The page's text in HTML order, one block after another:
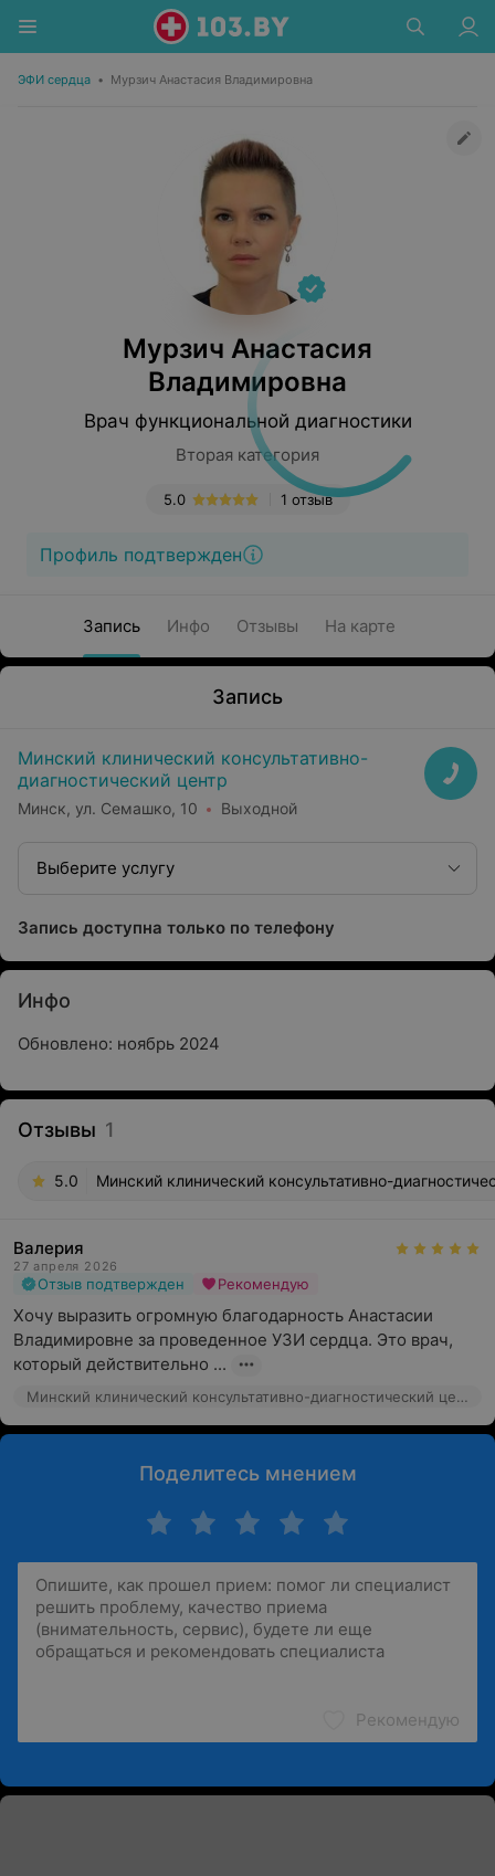
ЭФИ сердца • Мурзич Анастасия Владимировна
Мурзич Анастасия
Владимировна
Врач функциональной диагностики
Вторая категория
1 отзыв
5.0
Профиль подтвержден
Запись Инфо Отзывы На карте
Запись
Минский клинический консультативно-
диагностический центр
Минск, ул. Семашко, 10 Выходной
Выберите услугу
Запись доступна только по телефону
Инфо
Обновлено: ноябрь 2024
Отзывы 1
5.0 Минский клинический консультативно-
Валерия
27 апреля 2026
Отзыв подтвержден Рекомендую
Хочу выразить огромную благодарность Анастасии
Владимировне за проведенное УЗИ сердца​. Это врач,
который действительно ...
Минский клинический консультативно-диагностический центр, ул. Семашко, 10
Поделитесь мнением
Рекомендую